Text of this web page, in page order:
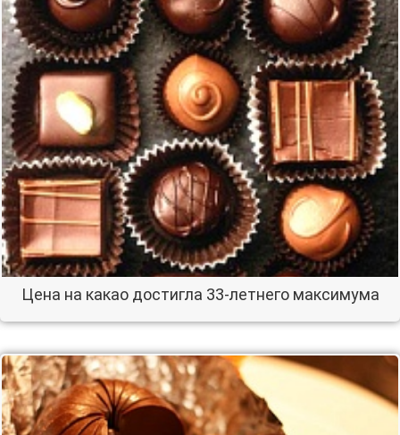
Цена на какао достигла 33-летнего максимума